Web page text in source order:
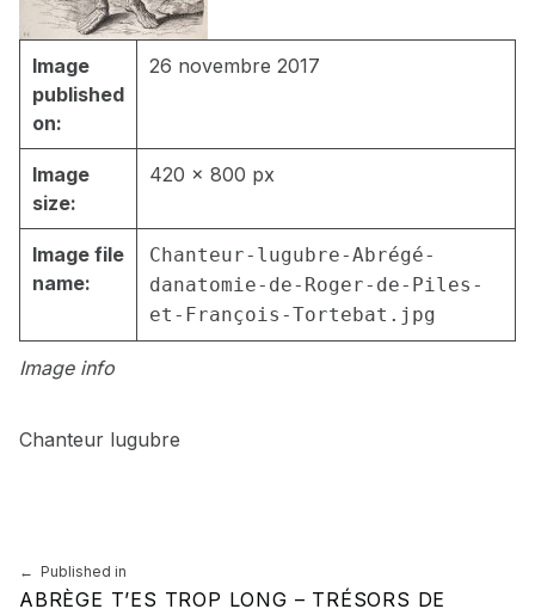
Image info
Image
published
on:
26 novembre 2017
Image
size:
420 × 800 px
Image file
name:
Chanteur-lugubre-Abrégé-
danatomie-de-Roger-de-Piles-
et-François-Tortebat.jpg
Chanteur lugubre
Navigation de l’article
Published in
ABRÈGE T’ES TROP LONG – TRÉSORS DE